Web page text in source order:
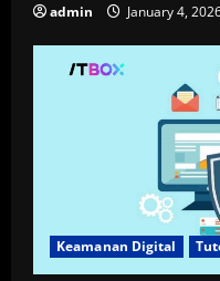
admin January 4,
Keamanan Digital